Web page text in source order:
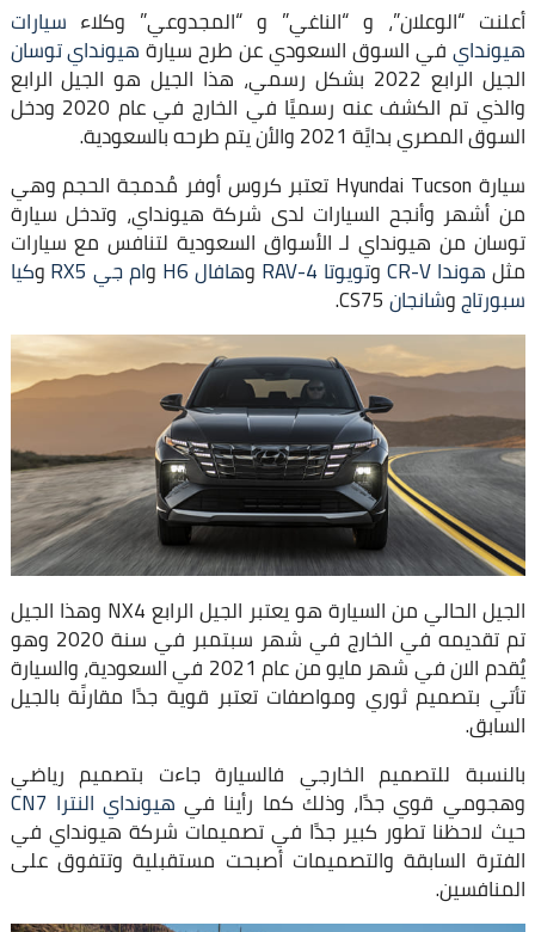
أعلنت “الوعلان”، و “الناغي” و “المجدوعي” وكلاء سيارات
هيوندايفي السوق السعودي عن طرح سيارةهيونداي توسان
الجيل الرابع 2022 بشكل رسمي، هذا الجيل هو الجيل الرابع
والذي تم الكشف عنه رسميًا في الخارج في عام 2020 ودخل
السوق المصري بدايًة 2021 والأن يتم طرحه بالسعودية.
سيارة Hyundai Tucson تعتبر كروس أوفر مُدمجة الحجم وهي
من أشهر وأنجح السيارات لدى شركة هيونداي، وتدخل سيارة
توسان من هيونداي لـ الأسواق السعودية لتنافس مع سيارات
مثلهوندا CR-V وتويوتا RAV-4 وهافال H6 وام جي RX5 وكيا
سبورتاجوشانجان
الجيل الحالي من السيارة هو يعتبر الجيل الرابع NX4 وهذا الجيل
تم تقديمه في الخارج في شهر سبتمبر في سنة 2020 وهو
يٌقدم الان في شهر مايو من عام 2021 في السعودية، والسيارة
تأتي بتصميم ثوري ومواصفات تعتبر قوية جدًا مقارنًة بالجيل
السابق.
بالنسبة للتصميم الخارجي فالسيارة جاءت بتصميم رياضي
وهجومي قوي جدًا، وذلك كما رأينا في هيونداي النترا CN7
حيث لاحظنا تطور كبير جدًا في تصميمات شركة هيونداي في
الفترة السابقة والتصميمات أصبحت مستقبلية وتتفوق على
المنافسين.